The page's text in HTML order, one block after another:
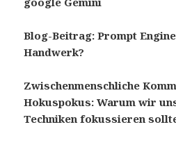
Blog-Beitrag: Prompt
Handwerk?
Zwischenmenschliche
Hokuspokus: Warum wir
Techniken fokussieren